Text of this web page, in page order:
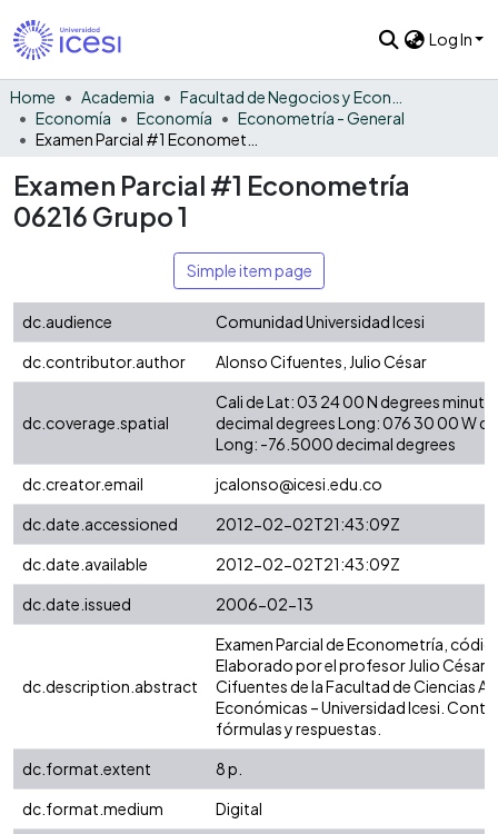
Log In
Home Academia
Economía
Economía
Econometría - General
Examen Parcial #1 Econometría
06216 Grupo 1
Simple item page
dc.audience
Comunidad Universidad Icesi
dc.contributor.author
Alonso Cifuentes, Julio César
dc.coverage.spatial
Cali de Lat: 03 24 00 N degrees
decimal degrees Long: 076 30 00 W
Long: -76.5000 decimal degrees
dc.creator.email
jcalonso@icesi.edu.co
dc.date.accessioned
2012-02-02T21:43:09Z
dc.date.available
2012-02-02T21:43:09Z
dc.date.issued
2006-02-13
dc.description.abstract
Examen Parcial de Econometría,
Elaborado por el profesor Julio César
Cifuentes de la Facultad de Ciencias
Económicas – Universidad Icesi.
fórmulas y respuestas.
dc.format.extent
8 p.
dc.format.medium
Digital